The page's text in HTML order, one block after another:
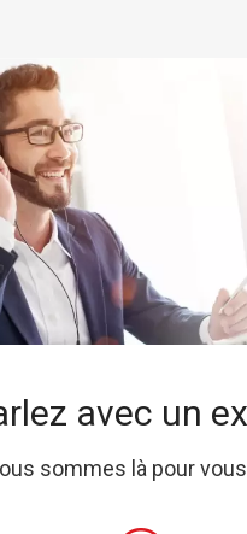
avec un
sommes là pour